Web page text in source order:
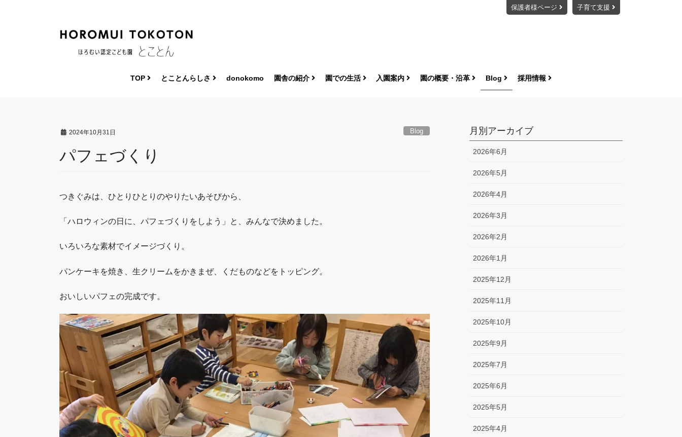
子育て支援
保護者様ページ
TOP とことんらしさ donokomo 園舎の紹介 園での生活 入園案内 園の概要・沿革 Blog 採用情報
2024年10月31日 Blog
パフェづくり
つきぐみは、ひとりひとりのやりたいあそびから、
「ハロウィンの日に、パフェづくりをしよう」と、みんなで決めました。
いろいろな素材でイメージづくり。
パンケーキを焼き、生クリームをかきまぜ、くだものなどをトッピング。
おいしいパフェの完成です。
月別アーカイブ
2026年6月
2026年5月
2026年4月
2026年3月
2026年2月
2026年1月
2025年12月
2025年11月
2025年10月
2025年9月
2025年7月
2025年6月
2025年5月
2025年4月